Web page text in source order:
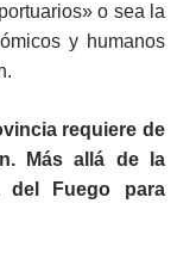
o sea la
y humanos
requiere de
Más allá de la
del Fuego para